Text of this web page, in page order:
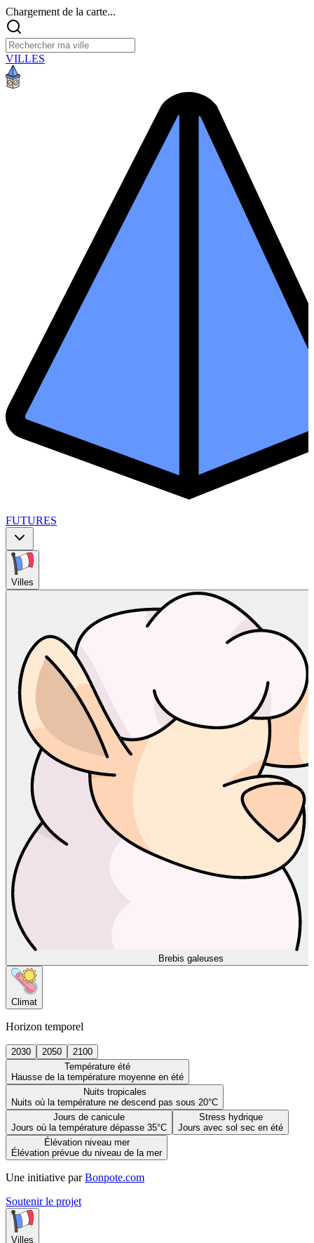
Chargement de la carte...
VILLES
FUTURES
Villes
Brebis galeuses
Climat
Horizon temporel
2030 2050
2100
Température été
Hausse de la température moyenne en été
Nuits tropicales
Nuits où la température ne descend pas sous 20°C
Jours de canicule
Jours où la température dépasse 35°C
Stress hydrique
Jours avec sol sec en été
Élévation niveau mer
Élévation prévue du niveau de la mer
Une initiative par Bonpote.com
Soutenir le projet
Villes